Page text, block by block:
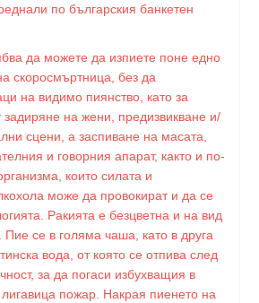
по българския банкетен
да можете да изпиете поне едно
скоросмъртница, без да
на видимо пиянство, като за
задиряне на жени, предизвикване и/
сцени, а заспиване на масата,
и говорния апарат, както и по-
които силата и
може да провокират и да се
Ракията е безцветна и на вид
се в голяма чаша, като в друга
вода, от която се отпива след
за да погаси избухващия в
пожар. Накрая пиенето на